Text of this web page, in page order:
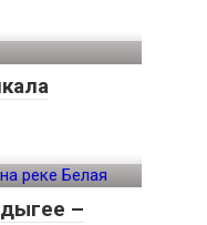
–